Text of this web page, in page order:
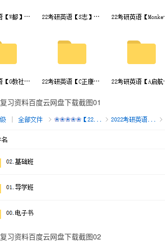
复习资料百度云网盘下载截图01
习资料百度云网盘下载截图02